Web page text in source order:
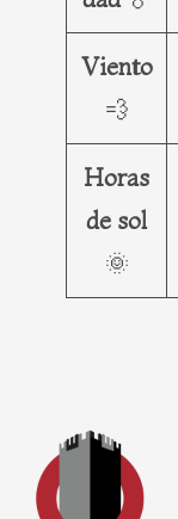
Viento
💨
Horas
de sol
🌞